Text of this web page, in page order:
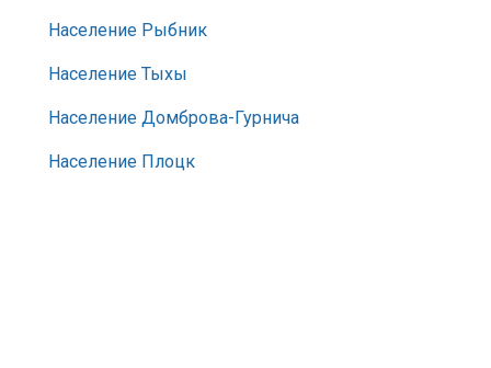
Население Рыбник
Население Тыхы
Население Домброва-Гурнича
Население Плоцк